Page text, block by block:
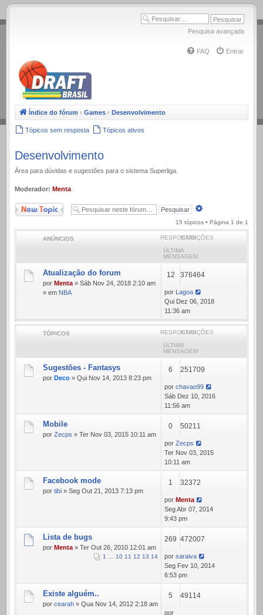
.
Pesquisa avançada
FAQ Entrar
Índice do fórum ‹ Games ‹ Desenvolvimento
Tópicos sem resposta Tópicos ativos
Desenvolvimento
Área para dúvidas e sugestões para o sistema Superliga.
Moderador: Menta
Novo Tópico
15 tópicos • Página 1 de 1
ANÚNCIOS RESPOSTASEXIBIÇÕES
ÚLTIMA
MENSAGEM
Atualização do forum
por Menta » Sáb Nov 24, 2018 2:10 am
» em NBA
12 376464
por
Lagoa
Qui Dez 06, 2018
11:36 am
TÓPICOS RESPOSTASEXIBIÇÕES
ÚLTIMA
MENSAGEM
Sugestões - Fantasys
por Deco » Qui Nov 14, 2013 8:23 pm
6 251709
por chavao99
Sáb Dez 10, 2016
11:56 am
Mobile
por Zecps » Ter Nov 03, 2015 10:11 am
0 50211
por Zecps
Ter Nov 03, 2015
10:11 am
Facebook mode
por tibi » Seg Out 21, 2013 7:13 pm
1 32372
por Menta
Seg Abr 07, 2014
9:43 pm
Lista de bugs
por Menta » Ter Out 26, 2010 12:01 am
1 … 10 11 12 13 14
269 472007
por saraiva
Seg Fev 10, 2014
6:53 pm
Existe alguém..
por cearah » Qua Nov 14, 2012 2:18 am
5 49114
por